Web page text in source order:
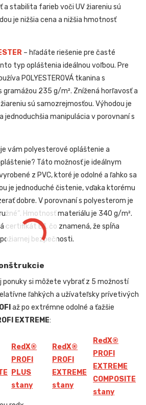
a stabilita farieb voči UV žiareniu sú
je nižšia cena a nižšia hmotnosť
– hľadáte riešenie pre časté
typ opláštenia ideálnou voľbou. Pre
POLYESTEROVÁ tkanina s
235 g/m². Znížená horľavosť a
sú samozrejmosťou. Výhodou je
manipulácia v porovnaní s
vám polyesterové opláštenie a
Táto možnosť je ideálnym
z PVC, ktoré je odolné a ľahko sa
je jednoduché čistenie, vďaka ktorému
dobre. V porovnaní s polyesterom je
Hmotnosť materiálu je 340 g/m².
certifikát B1, čo znamená, že spĺňa
bezpečnosti.
ponuky si môžete vybrať z 5 možností
ľahkých a užívateľsky prívetivých
až po extrémne odolné a ťažšie
EXTREME:
RedX®
PROFI
PLUS
stany
RedX®
PROFI
EXTREME
stany
RedX®
PROFI
EXTREME
COMPOSITE
stany